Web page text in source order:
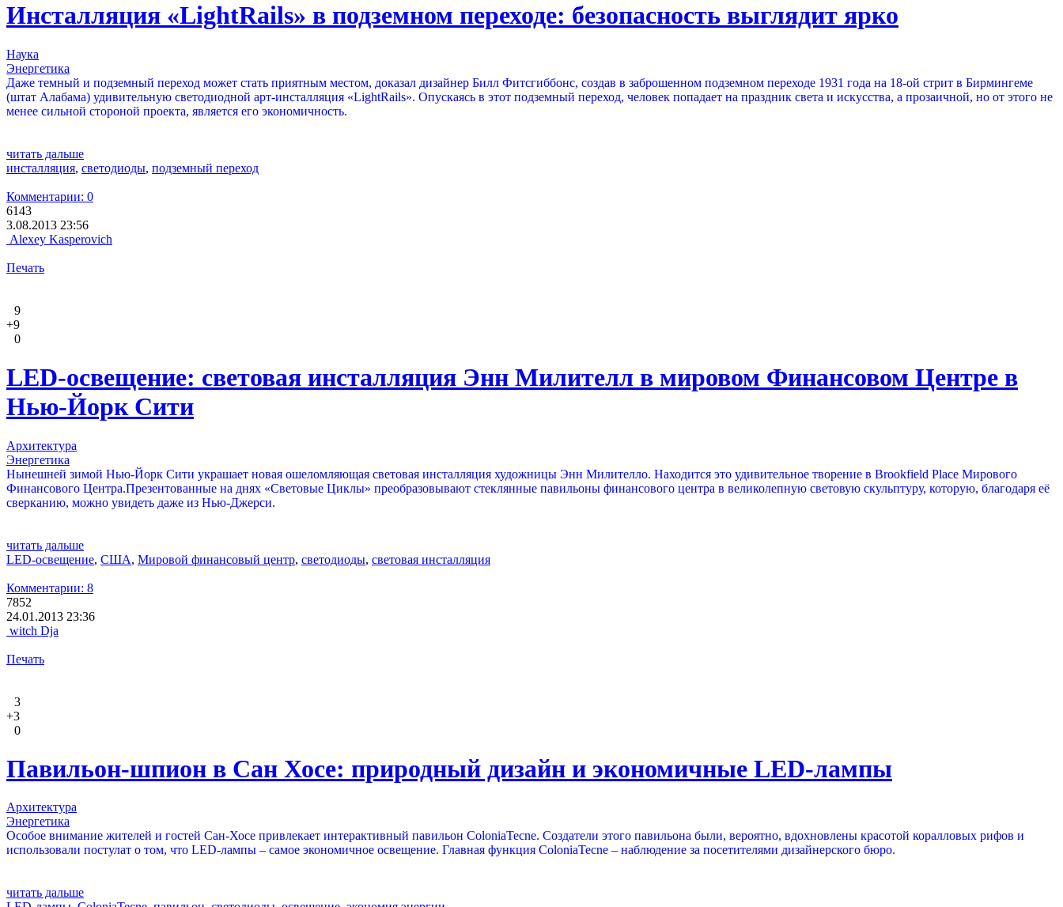
Инсталляция «LightRails» в подземном переходе: безопасность выглядит ярко
Наука
Энергетика
Даже темный и подземный переход может стать приятным местом, доказал дизайнер Билл Фитсгиббонс, создав в заброшенном подземном переходе 1931 года на 18-ой стрит в Бирмингеме
(штат Алабама) удивительную светодиодной арт-инсталляция «LightRails». Опускаясь в этот подземный переход, человек попадает на праздник света и искусства, а прозаичной, но от этого не
менее сильной стороной проекта, является его экономичность.
читать дальше
инсталляция, светодиоды, подземный переход
Комментарии: 0
6143
3.08.2013 23:56
Alexey Kasperovich
Печать
9
+9
0
LED-освещение: световая инсталляция Энн Милителл в мировом Финансовом Центре в
Нью-Йорк Сити
Архитектура
Энергетика
Нынешней зимой Нью-Йорк Сити украшает новая ошеломляющая световая инсталляция художницы Энн Милителло. Находится это удивительное творение в Brookfield Place Мирового
Финансового Центра.Презентованные на днях «Световые Циклы» преобразовывают стеклянные павильоны финансового центра в великолепную световую скульптуру, которую, благодаря её
сверканию, можно увидеть даже из Нью-Джерси.
читать дальше
LED-освещение, США, Мировой финансовый центр, светодиоды, световая инсталляция
Комментарии: 8
7852
24.01.2013 23:36
witch Dja
Печать
3
+3
0
Павильон-шпион в Сан Хосе: природный дизайн и экономичные LED-лампы
Архитектура
Энергетика
Особое внимание жителей и гостей Сан-Хосе привлекает интерактивный павильон ColoniaTecne. Создатели этого павильона были, вероятно, вдохновлены красотой коралловых рифов и
использовали постулат о том, что LED-лампы – самое экономичное освещение. Главная функция ColoniaTecne – наблюдение за посетителями дизайнерского бюро.
читать дальше